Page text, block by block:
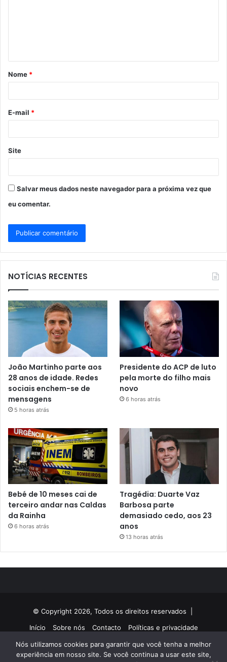
á
r
*
Nome *
E-mail *
Site
Salvar meus dados neste navegador para a próxima vez que
eu comentar.
NOTÍCIAS RECENTES
João Martinho parte aos
28 anos de idade. Redes
sociais enchem-se de
mensagens
5 horas atrás
Presidente do ACP de luto
pela morte do filho mais
novo
6 horas atrás
Bebé de 10 meses cai de
terceiro andar nas Caldas
da Rainha
6 horas atrás
Tragédia: Duarte Vaz
Barbosa parte
demasiado cedo, aos 23
anos
13 horas atrás
© Copyright 2026, Todos os direitos reservados |
Início
Sobre nós Contacto Políticas e privacidade
Facebook
TwitterYouTubeInstagram
Nós utilizamos cookies para garantir que você tenha a melhor
experiência em nosso site. Se você continua a usar este site,